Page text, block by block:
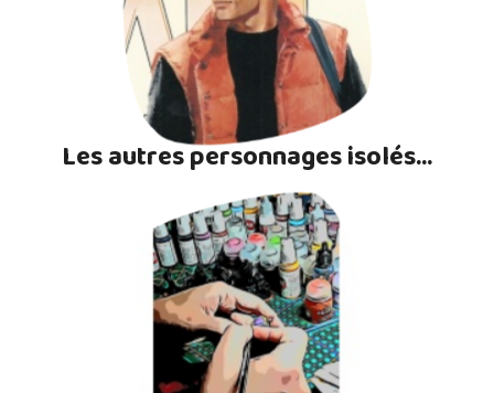
Les autres personnages isolés...